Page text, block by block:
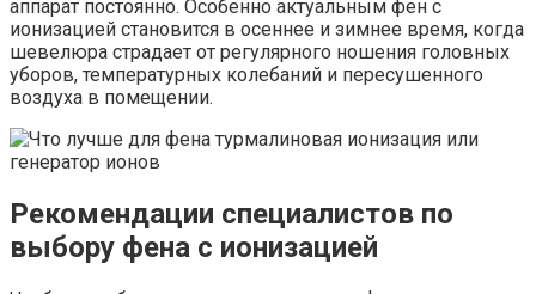
аппарат постоянно. Особенно актуальным фен с
ионизацией становится в осеннее и зимнее время, когда
шевелюра страдает от регулярного ношения головных
уборов, температурных колебаний и пересушенного
воздуха в помещении.
Рекомендации специалистов по
выбору фена с ионизацией